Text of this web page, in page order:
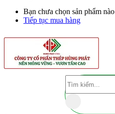
Bạn chưa chọn sản phẩm nào
Tiếp tục mua hàng